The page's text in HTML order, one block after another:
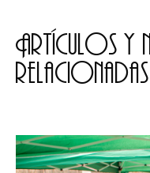
Artículos y
relacionadas